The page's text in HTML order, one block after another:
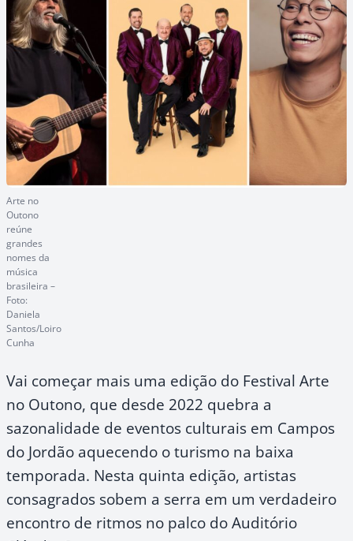
Arte no
Outono
reúne
grandes
nomes da
música
brasileira –
Foto:
Daniela
Santos/Loiro
Cunha
Vai começar mais uma edição do Festival Arte
no Outono, que desde 2022 quebra a
sazonalidade de eventos culturais em Campos
do Jordão aquecendo o turismo na baixa
temporada. Nesta quinta edição, artistas
consagrados sobem a serra em um verdadeiro
encontro de ritmos no palco do Auditório